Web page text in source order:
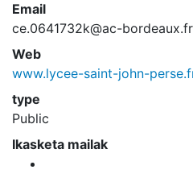
Email
ce.0641732k@ac-bordeaux.fr
Web
www.lycee-saint-john-
type
Public
Ikasketa mailak